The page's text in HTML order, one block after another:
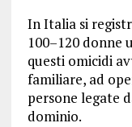
In Italia si
100–120 donne
questi omicidi
familiare, ad
persone legate
dominio.